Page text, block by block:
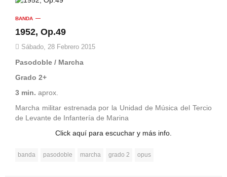
BANDA
1952, Op.49
Sábado, 28 Febrero 2015
Pasodoble / Marcha
Grado 2+
3 min. aprox.
Marcha militar estrenada por la Unidad de Música del Tercio
de Levante de Infantería de Marina
Click aquí para escuchar y más info.
banda pasodoble marcha grado 2 opus